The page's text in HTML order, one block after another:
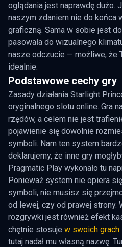
oglądania jest naprawdę dużo.
naszym zdaniem nie do końca
graficzną. Sama w sobie jest
pasowała do wizualnego
nasze odczucie — możliwe, że
idealnie.
Podstawowe cechy gry
Zasady działania Starlight
oryginalnego slotu online. Gra
rzędów, a celem nie jest
pojawienie się dowolnie
symboli. Nam ten system
deklarujemy, że inne gry
Pragmatic Play wykonało tu
Ponieważ system nie opiera
symboli, nie musisz się
od lewej, czy od prawej strony.
rozgrywki jest również efekt
chętnie stosuje w swoich grach
tutaj nadał mu własną nazwę: